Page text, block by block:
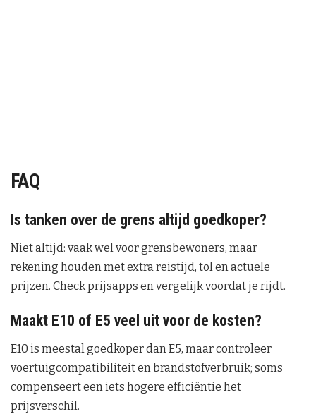
FAQ
Is tanken over de grens altijd goedkoper?
Niet altijd: vaak wel voor grensbewoners, maar
rekening houden met extra reistijd, tol en actuele
prijzen. Check prijsapps en vergelijk voordat je rijdt.
Maakt E10 of E5 veel uit voor de kosten?
E10 is meestal goedkoper dan E5, maar controleer
voertuigcompatibiliteit en brandstofverbruik; soms
compenseert een iets hogere efficiëntie het
prijsverschil.